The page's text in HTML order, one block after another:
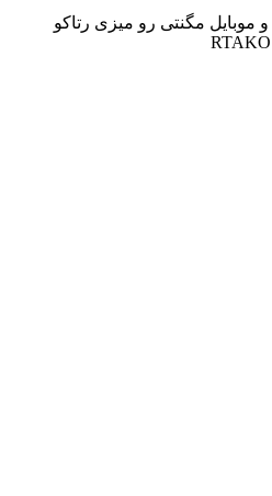
و موبایل مگنتی رو میزی رتاکو
RTAKO